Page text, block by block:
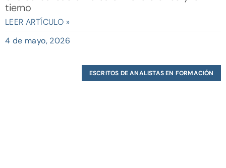
tierno
LEER ARTÍCULO »
4 de mayo, 2026
ESCRITOS DE ANALISTAS EN FORMACIÓN